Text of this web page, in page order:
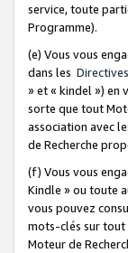
service, toute
Programme).
(e) Vous vous
dans les
» et « kindel ») en
sorte que tout
association avec
de Recherche
(f) Vous vous
Kindle » ou toute
vous pouvez
mots-clés sur tout
Moteur de